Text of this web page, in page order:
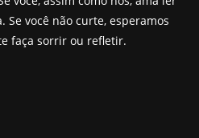
Se você não curte, esperamos
faça sorrir ou refletir.